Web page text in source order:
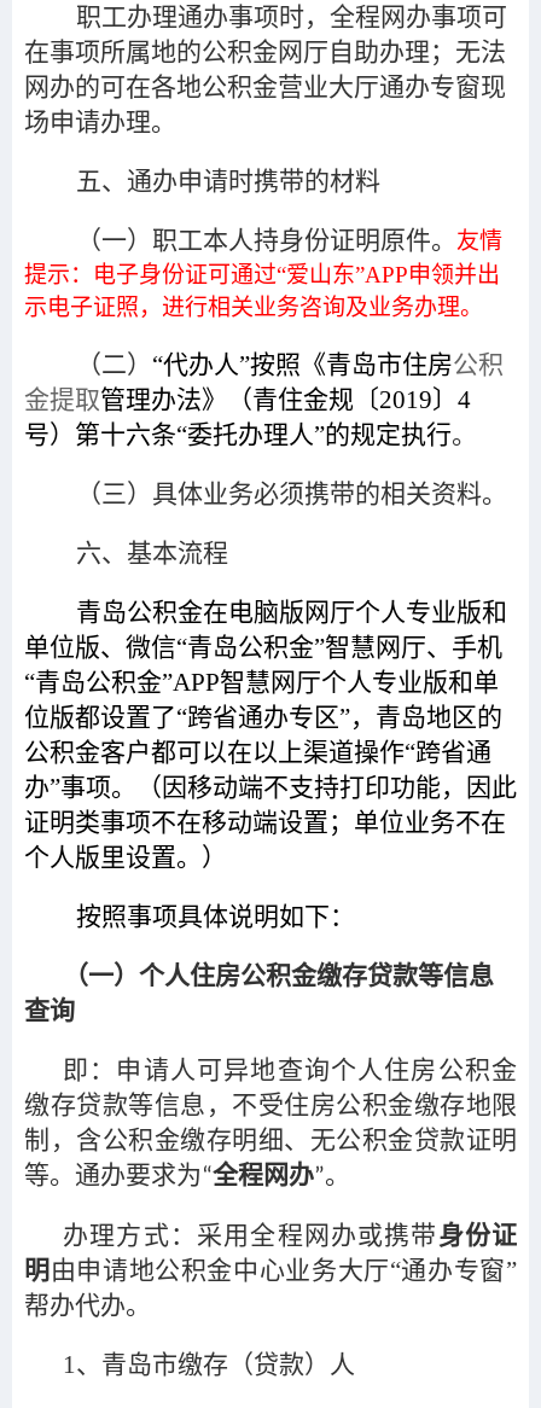
职工办理通办事项时，全程网办事项可
在事项所属地的公积金网厅自助办理；无法
网办的可在各地公积金营业大厅通办专窗现
场申请办理。
五、通办申请时携带的材料
（一）职工本人持身份证明原件。
友情
提示： 电子身份证可通过“爱山东”APP申领并出
示电子证照， 进行相关业务咨询及业务办理。
（二） “代办人”按照《青岛市住房公积
金提取管理办法》（青住金规〔2019〕4
号）第十六条“委托办理人”的规定执行。
（三）具体业务必须携带的相关资料。
六、基本流程
青岛公积金在电脑版网厅个人专业版和
单位版、微信“青岛公积金”智慧网厅、手机
“青岛公积金”APP智慧网厅个人专业版和单
位版都设置了“跨省通办专区”，青岛地区的
公积金客户都可以在以上渠道操作“跨省通
办”事项。（因移动端不支持打印功能，因此
证明类事项不在移动端设置；单位业务不在
个人版里设置。）
按照事项具体说明如下：
（一）个人住房公积金缴存贷款等信息
查询
即：申请人可异地查询个人住房公积金
缴存贷款等信息，不受住房公积金缴存地限
制，含公积金缴存明细、无公积金贷款证明
等。通办要求为“全程网办”。
办理方式：采用全程网办或携带身份证
明 由申请地公积金中心业务大厅“通办专窗”
帮办代办。
1、青岛市缴存（贷款）人